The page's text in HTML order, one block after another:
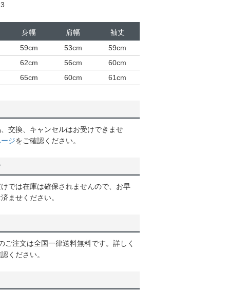
身幅 肩幅
袖丈
59cm 53cm
59cm
62cm 56cm
60cm
65cm 60cm 61cm
交換、キャンセルはお受けできませ
ジをご確認ください。
では在庫は確保されませんので、お早
ませください。
ご注文は全国一律送料無料です。詳しく
ください。